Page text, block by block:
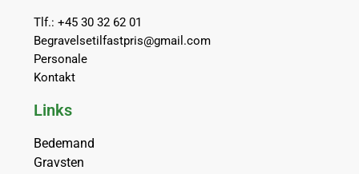
Tlf.: +45 30 32 62 01
Begravelsetilfastpris@gmail.com
Personale
Kontakt
Links
Bedemand
Gravsten